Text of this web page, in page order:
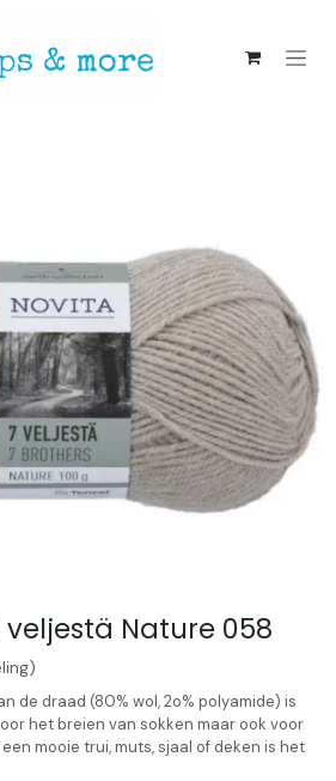
Nature 058
de draad (80% wol, 2o% polyamide) is
het breien van sokken maar ook voor
mooie trui, muts, sjaal of deken is het